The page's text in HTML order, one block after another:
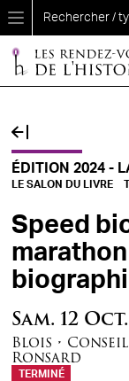
Aller au contenu
ÉDITION 2024 -
LE SALON DU LIVRE
Speed
Sam. 12 Oct.
Blois •
Ronsard
TERMINÉ